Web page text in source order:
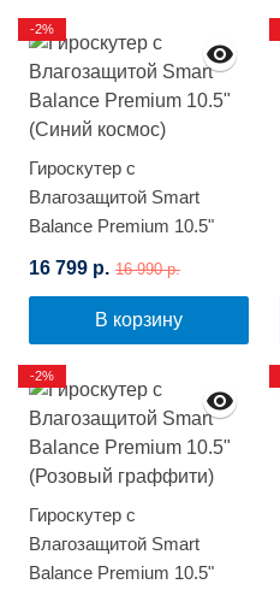
Гироскутер с
Влагозащитой Smart
Balance Premium 10.5"
16 799 р. 16 990 р.
В корзину
-2%
Гироскутер с
Влагозащитой Smart
Balance Premium 10.5"
-2%